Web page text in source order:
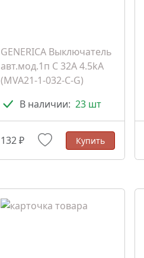
GENERICA Выключатель
авт.мод.1п C 32A 4.5kA
(MVA21-1-032-C-G)
В наличии: 23 шт
132 ₽ Купить